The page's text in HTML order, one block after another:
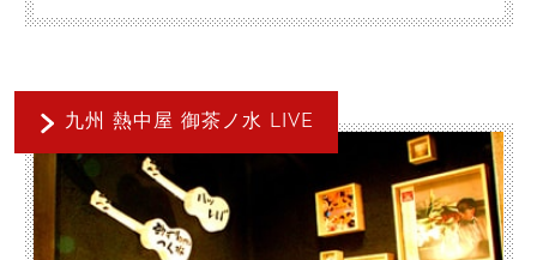
九州 熱中屋 御茶ノ水 LIVE